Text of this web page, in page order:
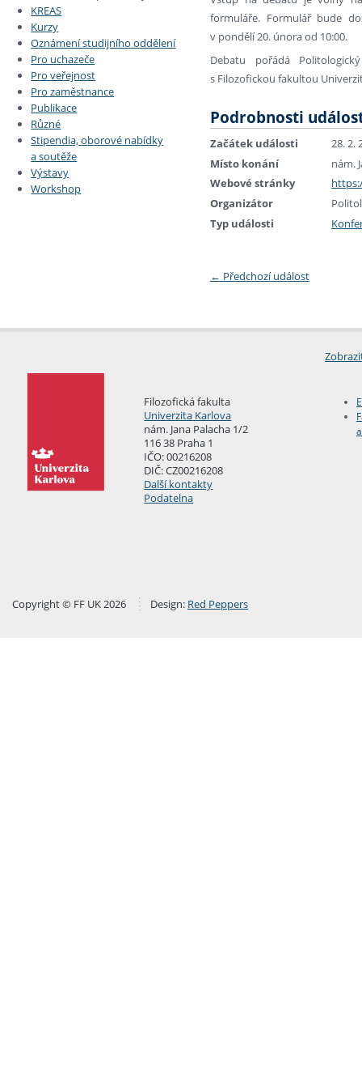
KREAS
Kurzy
Oznámení studijního oddělení
Pro uchazeče
Pro veřejnost
Pro zaměstnance
Publikace
Různé
Stipendia, oborové nabídky
a soutěže
Výstavy
Workshop
formuláře. Formulář bude
v pondělí 20. února od 10:00.
Debatu pořádá
s Filozofickou fakultou
Podrobnosti
Začátek události
28. 2.
Místo konání
nám.
Webové stránky
Organizátor
Typ události
← Předchozí událost
Filozofická fakulta
Univerzita Karlova
nám. Jana Palacha 1/2
116 38 Praha 1
IČO: 00216208
DIČ: CZ00216208
Další kontakty
Podatelna
Copyright © FF UK 2026 Design: Red Peppers